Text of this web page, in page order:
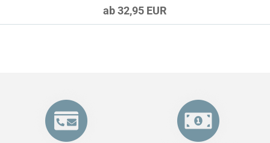
ab 32,95 EUR